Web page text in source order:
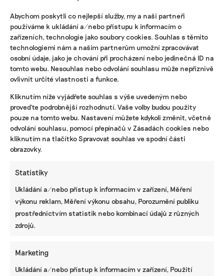
Abychom poskytli co nejlepší služby, my a naši partneři
používáme k ukládání a/nebo přístupu k informacím o
zařízeních, technologie jako soubory cookies. Souhlas s těmito
technologiemi nám a našim partnerům umožní zpracovávat
osobní údaje, jako je chování při procházení nebo jedinečná ID na
tomto webu. Nesouhlas nebo odvolání souhlasu může nepříznivě
ovlivnit určité vlastnosti a funkce.
Kliknutím níže vyjádřete souhlas s výše uvedeným nebo
proveďte podrobnější rozhodnutí. Vaše volby budou použity
pouze na tomto webu. Nastavení můžete kdykoli změnit, včetně
odvolání souhlasu, pomocí přepínačů v Zásadách cookies nebo
kliknutím na tlačítko Spravovat souhlas ve spodní části
obrazovky.
Statistiky
Ukládání a/nebo přístup k informacím v zařízení, Měření
výkonu reklam, Měření výkonu obsahu, Porozumění publiku
prostřednictvím statistik nebo kombinací údajů z různých
zdrojů.
Marketing
Ukládání a/nebo přístup k informacím v zařízení, Použití
KOMERČNÍ SDĚLENÍ
Udržitelnost, umění i komunitní sdílení.
Festival Týká se to také tebe v Uherském
Hradišti startuje tento týden
způsob, jak řídit firmu do budoucna a zvyšovat
její hodnotu, říká expertka